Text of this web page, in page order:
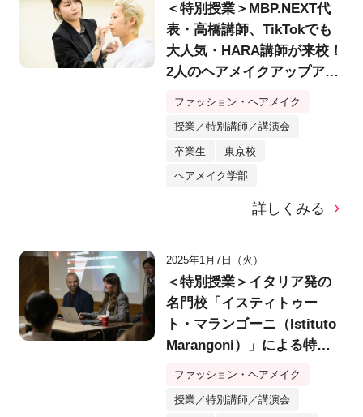
＜特別授業＞MBP.NEXT代
表・高橋講師、TikTokでも
大人気・HARA講師が来校！
2人のヘアメイクアップアー
ェック会を実施！
ファッション・ヘアメイク
授業／特別講師／講演会
卒業生 東京校
ヘアメイク学部
詳しくみる
2025年1月7日（火）
＜特別授業＞イタリア発の
名門校「イスティトゥー
ト・マランゴーニ（Istituto
Marangoni）」による特別
制作プロセスをアドバイ
ファッション・ヘアメイク
授業／特別講師／講演会